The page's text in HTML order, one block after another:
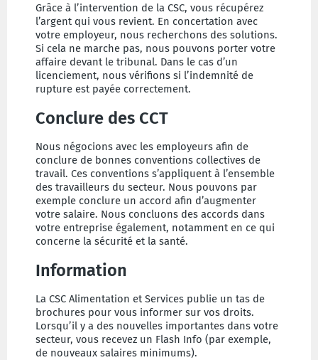
Grâce à l’intervention de la CSC, vous récupérez
l’argent qui vous revient. En concertation avec
votre employeur, nous recherchons des solutions.
Si cela ne marche pas, nous pouvons porter votre
affaire devant le tribunal. Dans le cas d’un
licenciement, nous vérifions si l’indemnité de
rupture est payée correctement.
Conclure des CCT
Nous négocions avec les employeurs afin de
conclure de bonnes conventions collectives de
travail. Ces conventions s’appliquent à l’ensemble
des travailleurs du secteur. Nous pouvons par
exemple conclure un accord afin d’augmenter
votre salaire. Nous concluons des accords dans
votre entreprise également, notamment en ce qui
concerne la sécurité et la santé.
Information
La CSC Alimentation et Services publie un tas de
brochures pour vous informer sur vos droits.
Lorsqu’il y a des nouvelles importantes dans votre
secteur, vous recevez un Flash Info (par exemple,
de nouveaux salaires minimums).